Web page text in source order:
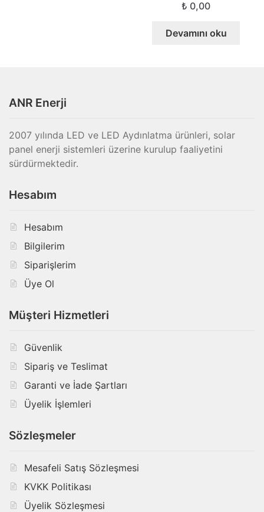
₺ 0,00
Devamını oku
ANR Enerji
2007 yılında LED ve LED Aydınlatma ürünleri, solar
panel enerji sistemleri üzerine kurulup faaliyetini
sürdürmektedir.
Hesabım
Hesabım
Bilgilerim
Siparişlerim
Üye Ol
Müşteri Hizmetleri
Güvenlik
Sipariş ve Teslimat
Garanti ve İade Şartları
Üyelik İşlemleri
Sözleşmeler
Mesafeli Satış Sözleşmesi
KVKK Politikası
Üyelik Sözleşmesi